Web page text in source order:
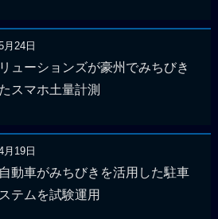
月24日
ューションズが豪州でみちびき
スマホ土量計測
月19日
動車がみちびきを活用した駐車
テムを試験運用